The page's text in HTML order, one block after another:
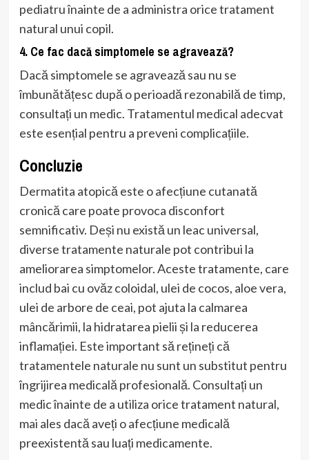
pediatru înainte de a administra orice tratament
natural unui copil.
4. Ce fac dacă simptomele se agravează?
Dacă simptomele se agravează sau nu se
îmbunătățesc după o perioadă rezonabilă de timp,
consultați un medic. Tratamentul medical adecvat
este esențial pentru a preveni complicațiile.
Concluzie
Dermatita atopică este o afecțiune cutanată
cronică care poate provoca disconfort
semnificativ. Deși nu există un leac universal,
diverse tratamente naturale pot contribui la
ameliorarea simptomelor. Aceste tratamente, care
includ bai cu ovăz coloidal, ulei de cocos, aloe vera,
ulei de arbore de ceai, pot ajuta la calmarea
mâncărimii, la hidratarea pielii și la reducerea
inflamației. Este important să rețineți că
tratamentele naturale nu sunt un substitut pentru
îngrijirea medicală profesională. Consultați un
medic înainte de a utiliza orice tratament natural,
mai ales dacă aveți o afecțiune medicală
preexistentă sau luați medicamente.